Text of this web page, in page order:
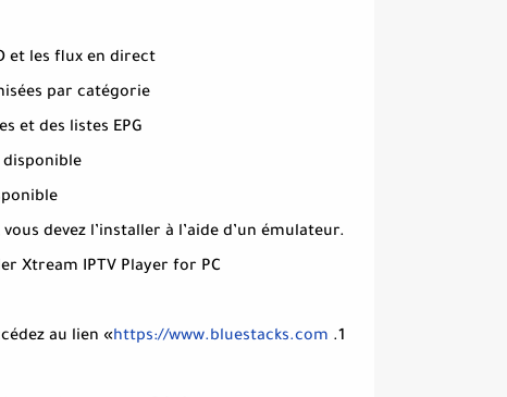
et les flux en direct
par catégorie
et des listes EPG
devez l’installer à l’aide d’un émulateur.
Xtream IPTV Player for PC:
1. Ouvrez n’importe quel navigateur sous Windows et accédez au lien «
https://www.bluestacks.com